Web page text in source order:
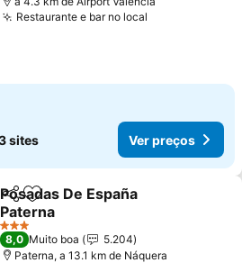
Restaurante e bar no local
sites Ver preços
PartilharAdicionar aos favoritos
Posadas De España
Paterna
3 Estrelas
8,0 Muito boa
5.204
Paterna, a 13.1 km de Náquera